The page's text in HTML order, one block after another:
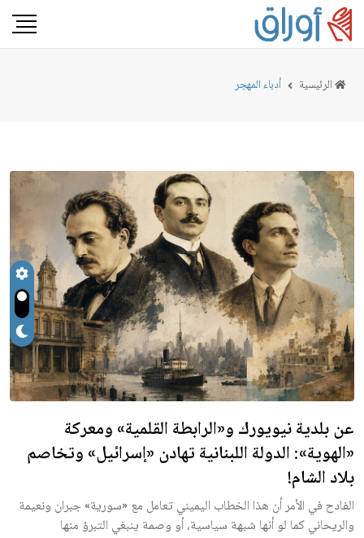
الرئيسية أدباء المهجر
عن بلدية نيويورك و«الرابطة القلمية» ومعركة
«الهوية»: الدولة اللبنانية تهادن «إسرائيل» وتخاصم
بلاد الشام!
الفادح في الأمر أن هذا الخطاب اليميني تعامل مع «سورية» جبران ونعيمة
والريحاني كما لو أنها شبهة سياسية، أو وصمة ينبغي التبرؤ منها